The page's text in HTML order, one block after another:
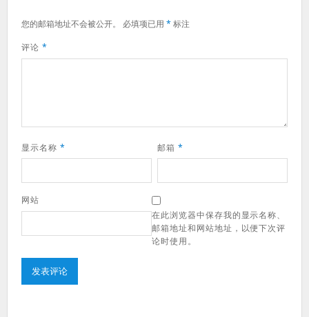
您的邮箱地址不会被公开。 必填项已用 *标注
评论 *
显示名称 * 邮箱 *
网站
在此浏览器中保存我的显示名称、
邮箱地址和网站地址，以便下次评
论时使用。